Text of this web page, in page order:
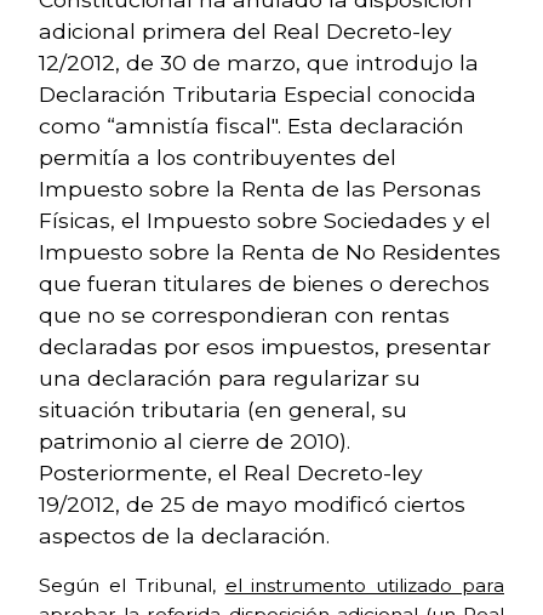
adicional primera del Real Decreto-ley
12/2012, de 30 de marzo, que introdujo la
Declaración Tributaria Especial conocida
como “amnistía fiscal". Esta declaración
permitía a los contribuyentes del
Impuesto sobre la Renta de las Personas
Físicas, el Impuesto sobre Sociedades y el
Impuesto sobre la Renta de No Residentes
que fueran titulares de bienes o derechos
que no se correspondieran con rentas
declaradas por esos impuestos, presentar
una declaración para regularizar su
situación tributaria (en general, su
patrimonio al cierre de 2010).
Posteriormente, el Real Decreto-ley
19/2012, de 25 de mayo modificó ciertos
aspectos de la declaración.
Según el Tribunal, el instrumento utilizado para